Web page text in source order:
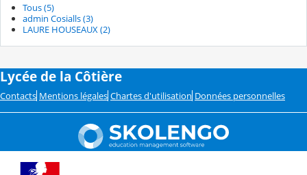
Tous (5)
admin Cosialls (3)
LAURE HOUSEAUX (2)
Lycée de la Côtière
Contacts Mentions légales Chartes d'utilisation Données personnelles